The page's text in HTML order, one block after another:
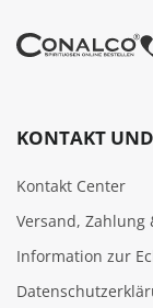
KONTAKT
Kontakt Center
Versand, Zahlung
Information zur